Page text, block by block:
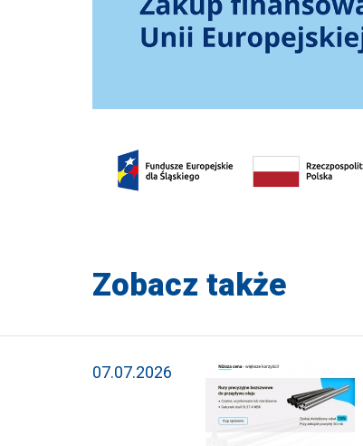
Zobacz także
07.07.2026